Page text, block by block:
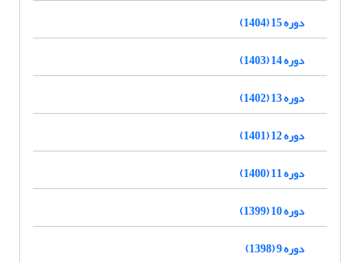
دوره 15 (1404)
دوره 14 (1403)
دوره 13 (1402)
دوره 12 (1401)
دوره 11 (1400)
دوره 10 (1399)
دوره 9 (1398)